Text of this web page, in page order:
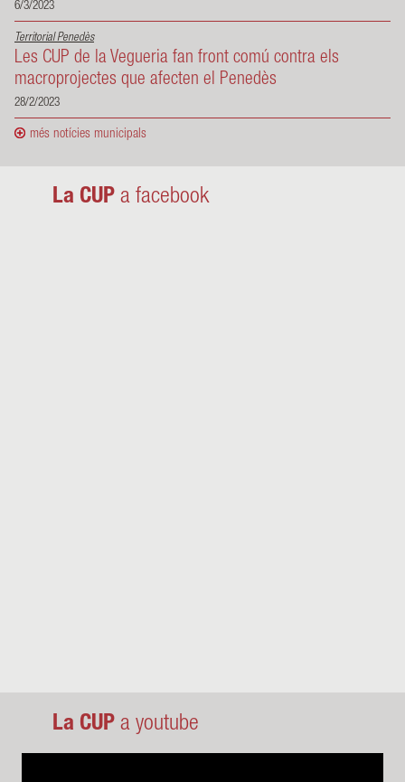
6/3/2023
Territorial Penedès
Les CUP de la Vegueria fan front comú contra els
macroprojectes que afecten el Penedès
28/2/2023
més notícies municipals
La CUP a facebook
La CUP a youtube